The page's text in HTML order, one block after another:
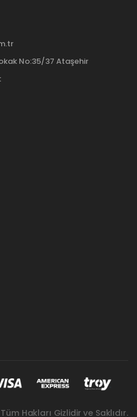
No:35/37 Ataşehir
Hakları Gizlidir ve Saklıdır.